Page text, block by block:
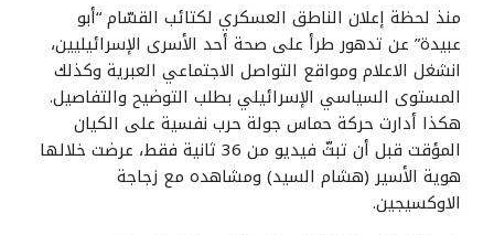
منذ لحظة إعلان الناطق العسكري لكتائب القسّام “أبو
عبيدة” عن تدهور طرأ على صحة أحد الأسرى الإسرائيليين،
انشغل الاعلام ومواقع التواصل الاجتماعي العبرية وكذلك
المستوى السياسي الإسرائيلي بطلب التوضيح والتفاصيل.
هكذا أدارت حركة حماس جولة حرب نفسية على الكيان
المؤقت قبل أن تبثّ فيديو من 36 ثانية فقط، عرضت خلالها
هوية الأسير (هشام السيد) ومشاهده مع زجاجة
الاوكسيجين.